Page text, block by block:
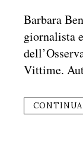
Barbara
giornalista
Vittime.
CONTINUA